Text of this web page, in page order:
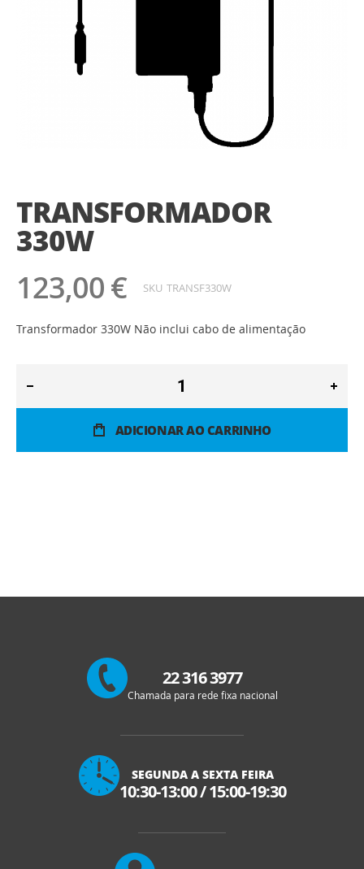
TRANSFORMADOR
330W
123,00 € SKU TRANSF330W
Transformador 330W Não inclui cabo de alimentação
ADICIONAR AO CARRINHO
início
da
Galeria
de
22 316 3977
Chamada para rede fixa nacional
SEGUNDA A SEXTA FEIRA
10:30-13:00/15:00-19:30